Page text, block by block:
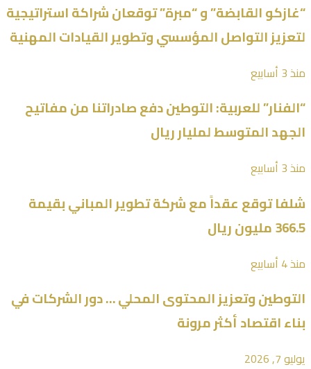
“غازكو القابضة” و “مبرة” توقعان شراكة استراتيجية
لتعزيز التواصل المؤسسي وتطوير القيادات المهنية
منذ 3 أسابيع
“الفنار” للعربية: التوطين دفع صادراتنا من مفاتيح
الجهد المتوسط لمليار ريال
منذ 3 أسابيع
شلفا توقع عقداً مع شركة تطوير المباني بقيمة
366.5 مليون ريال
منذ 4 أسابيع
التوطين وتعزيز المحتوى المحلي … دور الشركات في
بناء اقتصاد أكثر مرونة
يوليو 7, 2026